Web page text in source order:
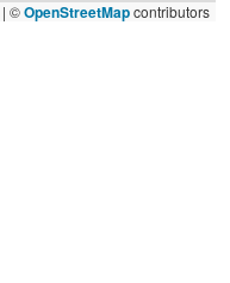
| ©OpenStreetMapcontributors